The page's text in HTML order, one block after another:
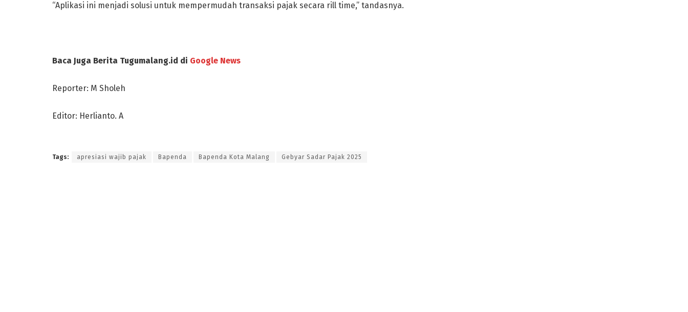
“Aplikasi ini menjadi solusi untuk mempermudah transaksi pajak secara rill time,” tandasnya.
Baca Juga Berita Tugumalang.id di Google News
Reporter: M Sholeh
Editor: Herlianto. A
Tags: apresiasi wajib pajak Bapenda Bapenda Kota Malang Gebyar Sadar Pajak 2025